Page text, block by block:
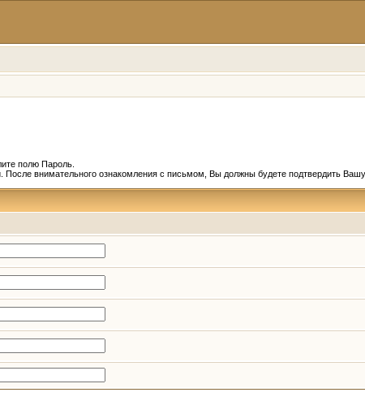
полю Пароль.
внимательного ознакомления с письмом, Вы должны будете подтвердить